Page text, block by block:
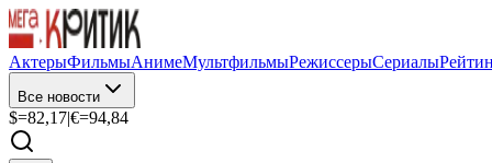
АктерыФильмыАнимеМультфильмыРежиссерыСериалы
Все новости
$=82,17|€=94,84